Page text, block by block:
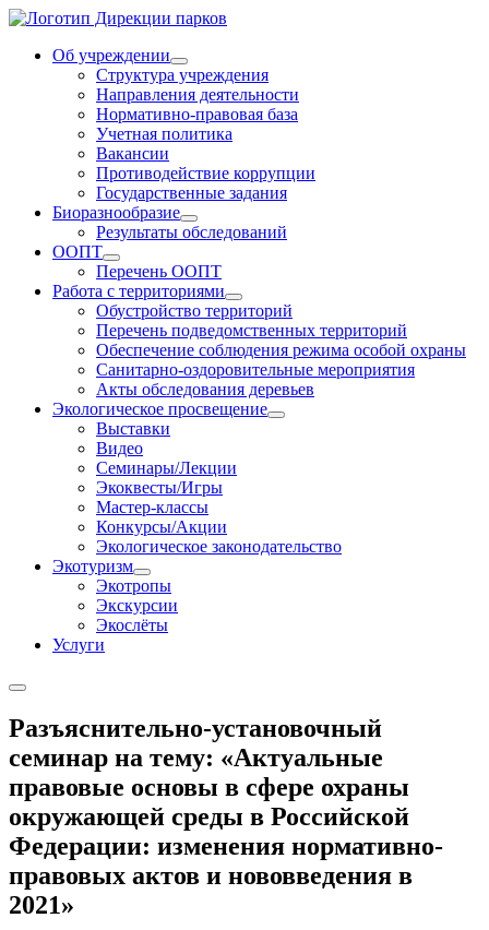
Об учреждении
Структура учреждения
Направления деятельности
Нормативно-правовая база
Учетная политика
Вакансии
Противодействие коррупции
Государственные задания
Биоразнообразие
Результаты обследований
ООПТ
Перечень ООПТ
Работа с территориями
Обустройство территорий
Перечень подведомственных территорий
Обеспечение соблюдения режима особой охраны
Санитарно-оздоровительные мероприятия
Акты обследования деревьев
Экологическое просвещение
Выставки
Видео
Семинары/Лекции
Экоквесты/Игры
Мастер-классы
Конкурсы/Акции
Экологическое законодательство
Экотуризм
Экотропы
Экскурсии
Экослёты
Услуги
Разъяснительно-установочный
семинар на тему: «Актуальные
правовые основы в сфере охраны
окружающей среды в Российской
Федерации: изменения нормативно-
правовых актов и нововведения в
2021»